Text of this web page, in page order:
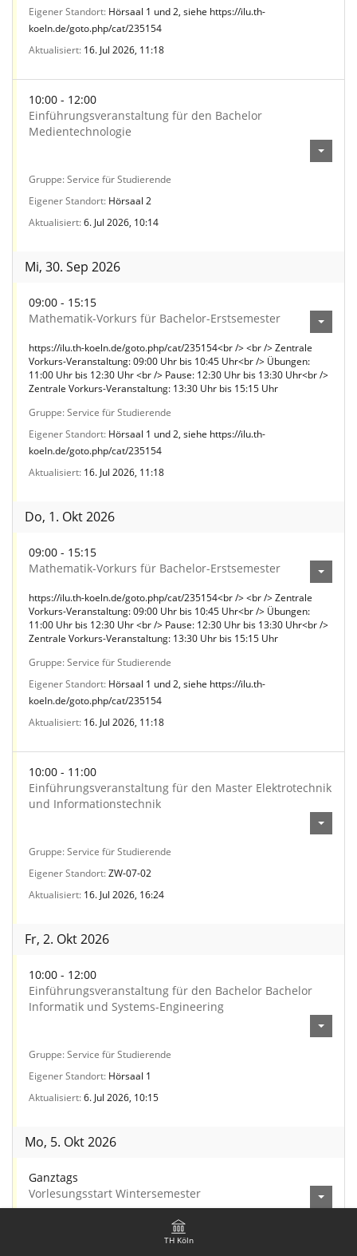
TH Köln
Eigener Standort Hörsaal 1 und 2, siehe https://ilu.th-
koeln.de/goto.php/cat/235154
Aktualisiert 16. Jul 2026, 11:18
10:00 - 12:00
Einführungsveranstaltung für den Bachelor
Medientechnologie
Gruppe Service für Studierende
Eigener Standort Hörsaal 2
Aktualisiert 6. Jul 2026, 10:14
Mi, 30. Sep 2026
09:00 - 15:15
Mathematik-Vorkurs für Bachelor-Erstsemester
https://ilu.th-koeln.de/goto.php/cat/235154<br /> <br /> Zentrale
Vorkurs-Veranstaltung: 09:00 Uhr bis 10:45 Uhr<br /> Übungen:
11:00 Uhr bis 12:30 Uhr <br /> Pause: 12:30 Uhr bis 13:30 Uhr<br />
Zentrale Vorkurs-Veranstaltung: 13:30 Uhr bis 15:15 Uhr
Gruppe Service für Studierende
Eigener Standort Hörsaal 1 und 2, siehe https://ilu.th-
koeln.de/goto.php/cat/235154
Aktualisiert 16. Jul 2026, 11:18
Do, 1. Okt 2026
09:00 - 15:15
Mathematik-Vorkurs für Bachelor-Erstsemester
https://ilu.th-koeln.de/goto.php/cat/235154<br /> <br /> Zentrale
Vorkurs-Veranstaltung: 09:00 Uhr bis 10:45 Uhr<br /> Übungen:
11:00 Uhr bis 12:30 Uhr <br /> Pause: 12:30 Uhr bis 13:30 Uhr<br />
Zentrale Vorkurs-Veranstaltung: 13:30 Uhr bis 15:15 Uhr
Gruppe Service für Studierende
Eigener Standort Hörsaal 1 und 2, siehe https://ilu.th-
koeln.de/goto.php/cat/235154
Aktualisiert 16. Jul 2026, 11:18
10:00 - 11:00
Einführungsveranstaltung für den Master Elektrotechnik
und Informationstechnik
Gruppe Service für Studierende
Eigener Standort ZW-07-02
Aktualisiert 16. Jul 2026, 16:24
Fr, 2. Okt 2026
10:00 - 12:00
Einführungsveranstaltung für den Bachelor Bachelor
Informatik und Systems-Engineering
Gruppe Service für Studierende
Eigener Standort Hörsaal 1
Aktualisiert 6. Jul 2026, 10:15
Mo, 5. Okt 2026
Ganztags
Vorlesungsstart Wintersemester